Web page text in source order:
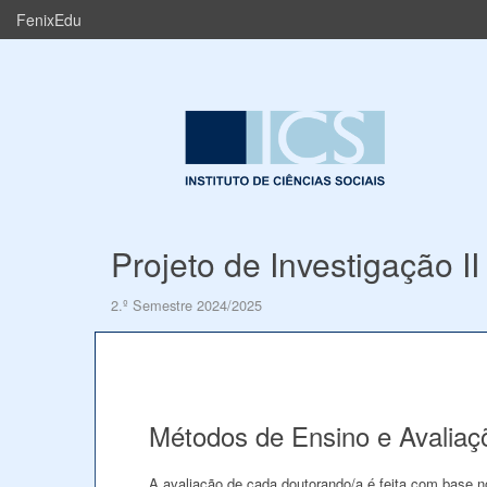
FenixEdu
Projeto de Investigação II
2.º Semestre 2024/2025
Métodos de Ensino e